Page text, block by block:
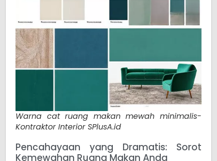
Warna cat ruang makan mewah minimalis-
Kontraktor Interior SPlusA.id
Pencahayaan yang Dramatis: Sorot
Kemewahan Ruang Makan Anda